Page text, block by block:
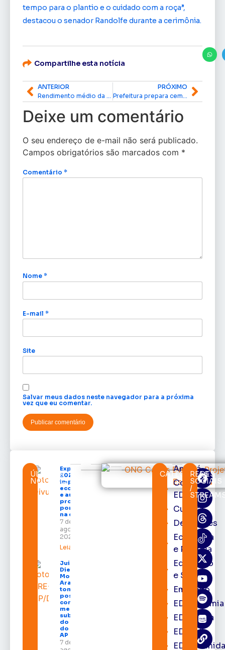
tempo para o plantio e o cuidado com a roça”,
destacou o senador Randolfe durante a cerimônia.
Compartilhe esta notícia
ANTERIOR
PRÓXIMO
Deixe um comentário
O seu endereço de e-mail não será publicado.
Campos obrigatórios são marcados com *
Comentário *
Nome *
E-mail *
Site
Salvar meus dados neste navegador para a próxima
vez que eu comentar.
ÚLTIMAS
NOTÍCIAS
Expofeira
2026
impulsiona
economia
e aumenta
procura
por hotéis
na capital
7 de
agosto de
2026
Leia mais »
Juiz
Diego
Moura de
Araújo
toma
posse
como
membro
substituto
do Pleno
do TRE-
AP
7 de
CATEGORIAS
Amapá
Cortes
EDcast
Cultura
Destaques
Economia
e Política
Educação
e Saúde
Emprego
EDacademia
EDbrasília
EDcast
REDES
SOCIAIS
/